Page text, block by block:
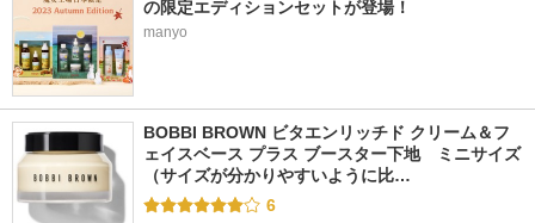
の限定エディションセットが登場！
manyo
BOBBI BROWN ビタエンリッチド クリーム＆フ
ェイスベース プラス ブースター下地　ミニサイズ
（サイズが分かりやすいように比…
6